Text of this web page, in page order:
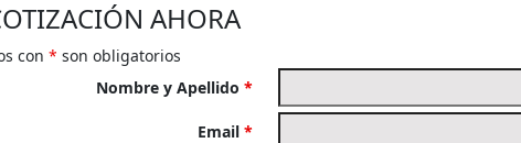
AHORA
con * son obligatorios
Nombre y Apellido*
Email*